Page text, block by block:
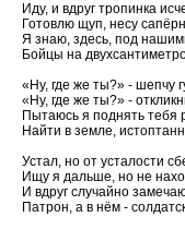
Иду, и вдруг тропинка
Готовлю щуп, несу
Я знаю, здесь, под
Бойцы на
«Ну, где же ты?» - шепчу
«Ну, где же ты?» -
Пытаюсь я поднять тебя
Найти в земле,
Устал, но от усталости
Ищу я дальше, но не
И вдруг случайно
Патрон, а в нём -